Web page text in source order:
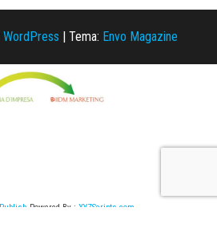
WordPress | Tema: Envo Magazine
Powered By : XYZScripts.com